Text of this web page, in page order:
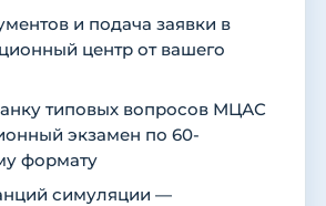
и подача заявки в
центр от вашего
типовых вопросов МЦАС
экзамен по 60-
формату
симуляции —